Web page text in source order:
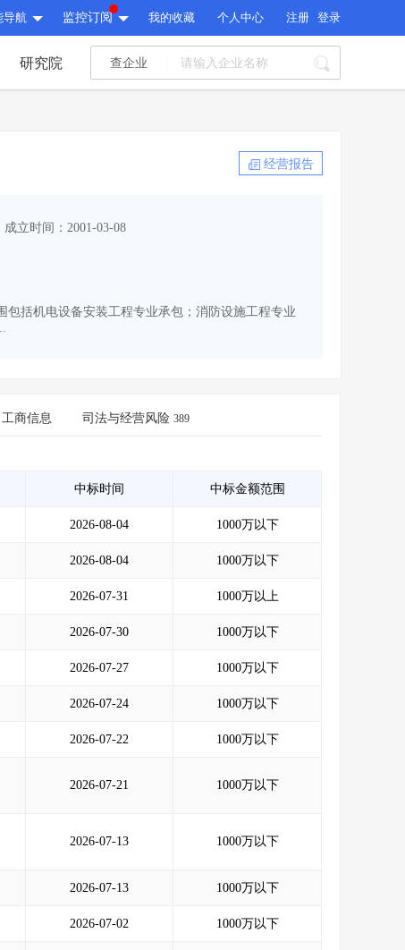
导航 监控订阅 我的收藏 个人中心 注册 登录
究报告>
他服务
研究院 查企业
接口> 市场经营AI云平台>
员服务>
脉服务> APP下载>
经营报告
成立时间：2001-03-08
包括机电设备安装工程专业承包；消防设施工程专业
工商信息 司法与经营风险 389
中标时间 中标金额范围
2026-08-04 1000万以下
2026-08-04 1000万以下
2026-07-31 1000万以上
2026-07-30 1000万以下
2026-07-27 1000万以下
2026-07-24 1000万以下
2026-07-22 1000万以下
2026-07-21 1000万以下
2026-07-13 1000万以下
2026-07-13 1000万以下
2026-07-02 1000万以下